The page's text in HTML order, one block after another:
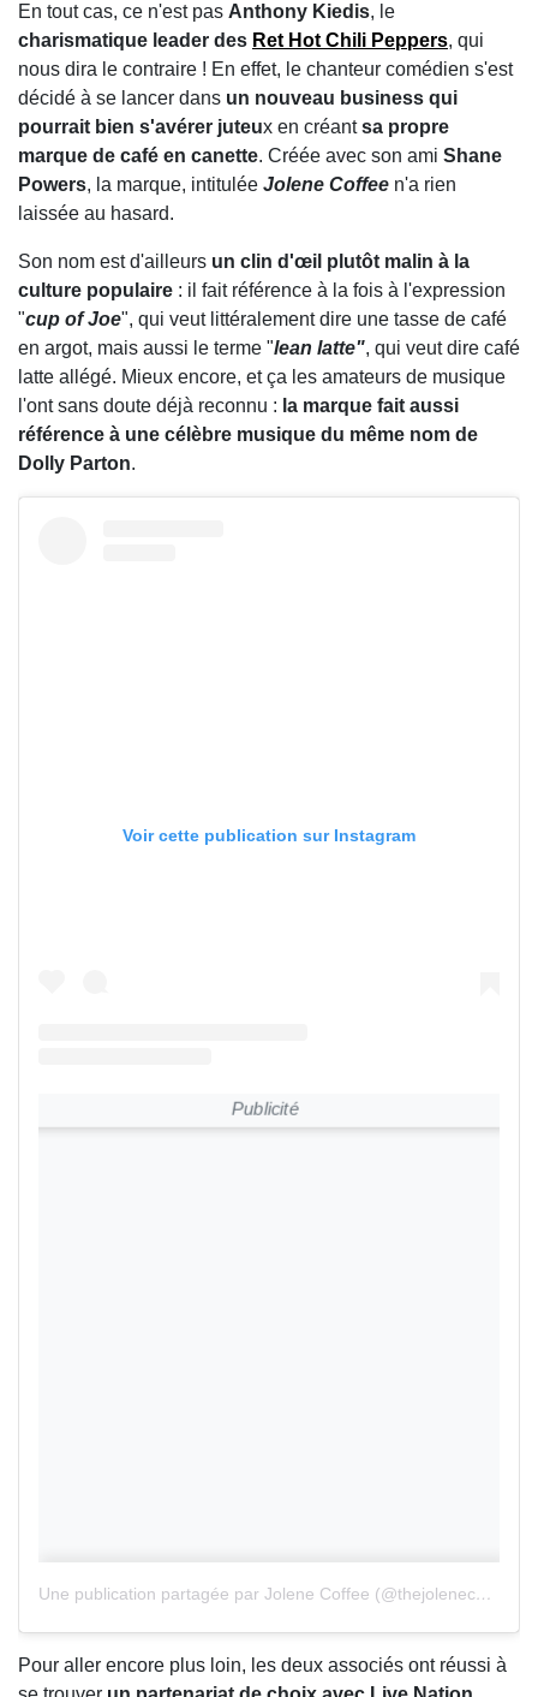
En tout cas, ce n'est pas Anthony Kiedis, le
charismatique leader des Ret Hot Chili Peppers, qui
nous dira le contraire ! En effet, le chanteur comédien s'est
décidé à se lancer dans un nouveau business qui
pourrait bien s'avérer juteux en créantsa propre
marque de café en canette. Créée avec son ami Shane
Powers, la marque, intitulée Jolene Coffee n'a rien
laissée au hasard.
Son nom est d'ailleurs un clin d'œil plutôt malin à la
culture populaire : il fait référence à la fois à l'expression
"cup of Joe", qui veut littéralement dire une tasse de café
en argot, mais aussi le terme "lean latte", qui veut dire café
latte allégé. Mieux encore, et ça les amateurs de musique
l'ont sans doute déjà reconnu : la marque fait aussi
référence à une célèbre musique du même nom de
Dolly Parton.
Voir cette publication sur Instagram
Publicité
Une publication partagée par Jolene Coffee (@thejolenecoffee)
Pour aller encore plus loin, les deux associés ont réussi à